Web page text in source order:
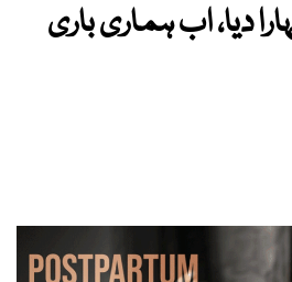
دیا، اب ہماری باری